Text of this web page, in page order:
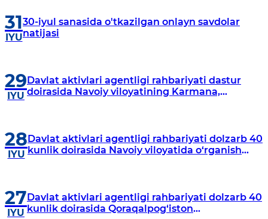
31
IYU
30-iyul sanasida o'tkazilgan onlayn savdolar
natijasi
29
IYU
Davlat aktivlari agentligi rahbariyati dastur
doirasida Navoiy viloyatining Karmana,
28
IYU
Davlat aktivlari agentligi rahbariyati dolzarb 40
kunlik doirasida Navoiy viloyatida o‘rganish
27
IYU
Davlat aktivlari agentligi rahbariyati dolzarb 40
kunlik doirasida Qoraqalpog‘iston